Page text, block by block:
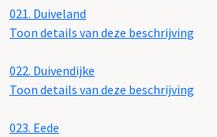
021. Duiveland
Toon details van deze beschrijving
022. Duivendijke
Toon details van deze beschrijving
023. Eede